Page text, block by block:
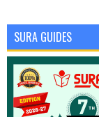
SURA GUIDES